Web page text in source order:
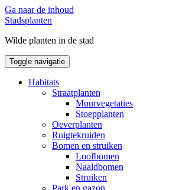
Ga naar de inhoud
Stadsplanten
Wilde planten in de stad
Toggle navigatie
Habitats
Straatplanten
Muurvegetaties
Stoepplanten
Oeverplanten
Ruigtekruiden
Bomen en struiken
Loofbomen
Naaldbomen
Struiken
Park en gazon